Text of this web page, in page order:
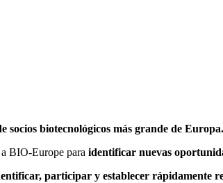
socios biotecnológicos más grande de Europa.
a BIO-Europe para identificar nuevas
participar y establecer rápidamente